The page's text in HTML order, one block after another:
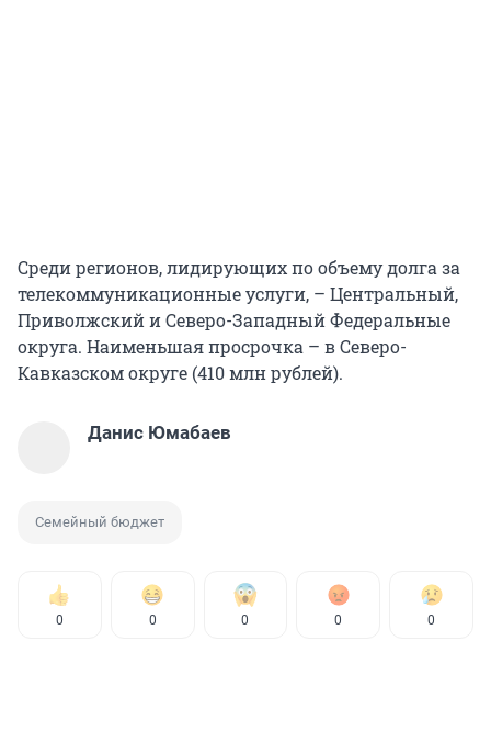
Среди регионов, лидирующих по объему долга за
телекоммуникационные услуги, – Центральный,
Приволжский и Северо-Западный Федеральные
округа. Наименьшая просрочка – в Северо-
Кавказском округе (410 млн рублей).
Данис Юмабаев
Семейный бюджет
0 0 0 0 0